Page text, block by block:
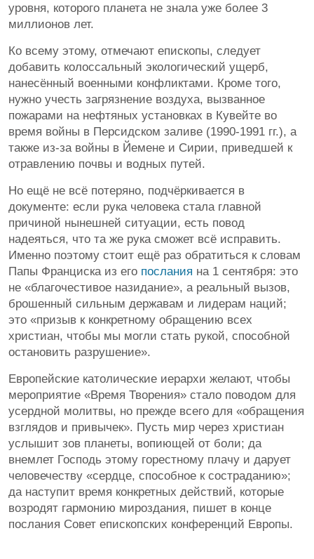
уровня, которого планета не знала уже более 3
миллионов лет.
Ко всему этому, отмечают епископы, следует
добавить колоссальный экологический ущерб,
нанесённый военными конфликтами. Кроме того,
нужно учесть загрязнение воздуха, вызванное
пожарами на нефтяных установках в Кувейте во
время войны в Персидском заливе (1990-1991 гг.), а
также из-за войны в Йемене и Сирии, приведшей к
отравлению почвы и водных путей.
Но ещё не всё потеряно, подчёркивается в
документе: если рука человека стала главной
причиной нынешней ситуации, есть повод
надеяться, что та же рука сможет всё исправить.
Именно поэтому стоит ещё раз обратиться к словам
Папы Франциска из его послания на 1 сентября: это
не «благочестивое назидание», а реальный вызов,
брошенный сильным державам и лидерам наций;
это «призыв к конкретному обращению всех
христиан, чтобы мы могли стать рукой, способной
остановить разрушение».
Европейские католические иерархи желают, чтобы
мероприятие «Время Творения» стало поводом для
усердной молитвы, но прежде всего для «обращения
взглядов и привычек». Пусть мир через христиан
услышит зов планеты, вопиющей от боли; да
внемлет Господь этому горестному плачу и дарует
человечеству «сердце, способное к состраданию»;
да наступит время конкретных действий, которые
возродят гармонию мироздания, пишет в конце
послания Совет епископских конференций Европы.